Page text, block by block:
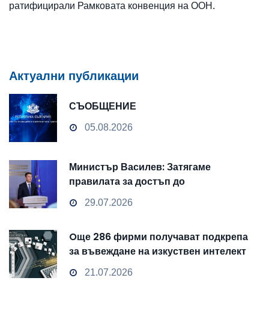
ратифицирали Рамковата конвенция на ООН.
Актуални публикации
СЪОБЩЕНИЕ
05.08.2026
Министър Василев: Затягаме
правилата за достъп до
чувствителни данни
29.07.2026
Oще 286 фирми получават подкрепа
за въвеждане на изкуствен интелект
и облачни технологии
21.07.2026